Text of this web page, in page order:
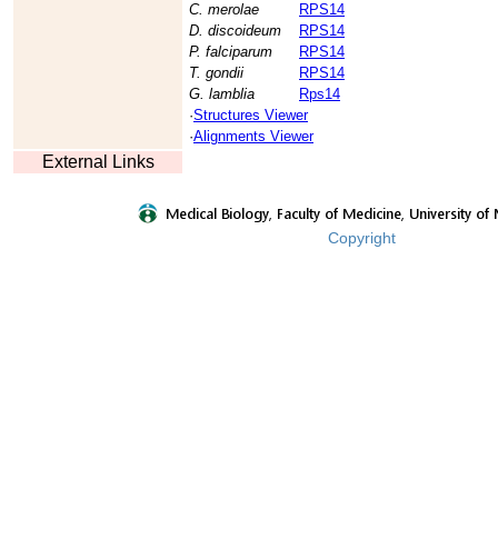
C. merolae
RPS14
D. discoideum
RPS14
P. falciparum
RPS14
T. gondii
RPS14
G. lamblia
Rps14
·Structures Viewer
·Alignments Viewer
External Links
Copyright